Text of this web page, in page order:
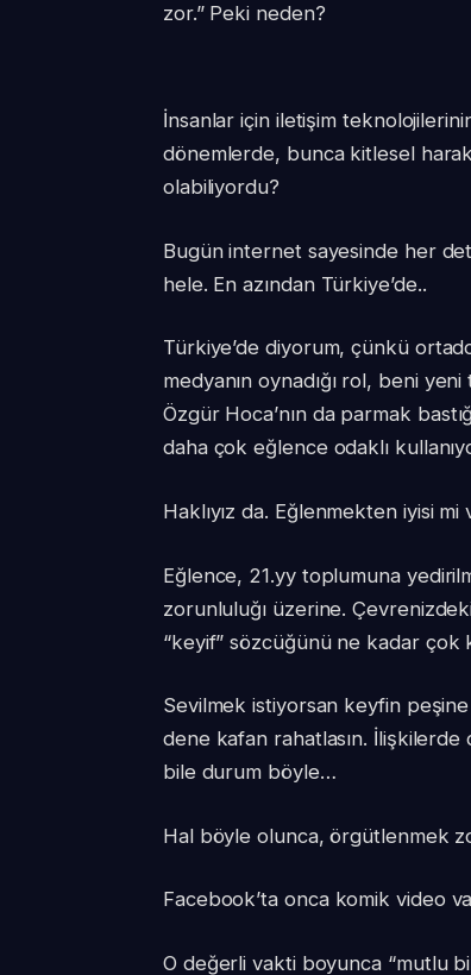
zor.” Peki neden?
İnsanlar için iletişim
dönemlerde, bunca kitlesel
olabiliyordu?
Bugün internet sayesinde her
hele. En azından Türkiye’de..
Türkiye’de diyorum, çünkü
medyanın oynadığı rol, beni
Özgür Hoca’nın da parmak
daha çok eğlence odaklı
Haklıyız da. Eğlenmekten iyisi mi
Eğlence, 21.yy toplumuna
zorunluluğı üzerine.
“keyif” sözcüğünü ne kadar çok
Sevilmek istiyorsan keyfin peşine
dene kafan rahatlasın. İlişkilerde
bile durum böyle…
Hal böyle olunca, örgütlenmek
Facebook’ta onca komik video
O değerli vakti boyunca “mutlu